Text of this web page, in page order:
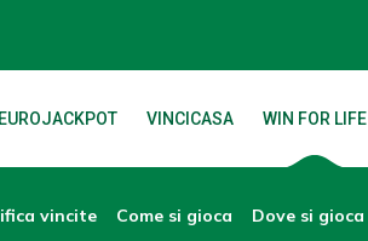
EUROJACKPOT VINCICASA WIN FOR LIFE
vincite Come si gioca Dove si gioca